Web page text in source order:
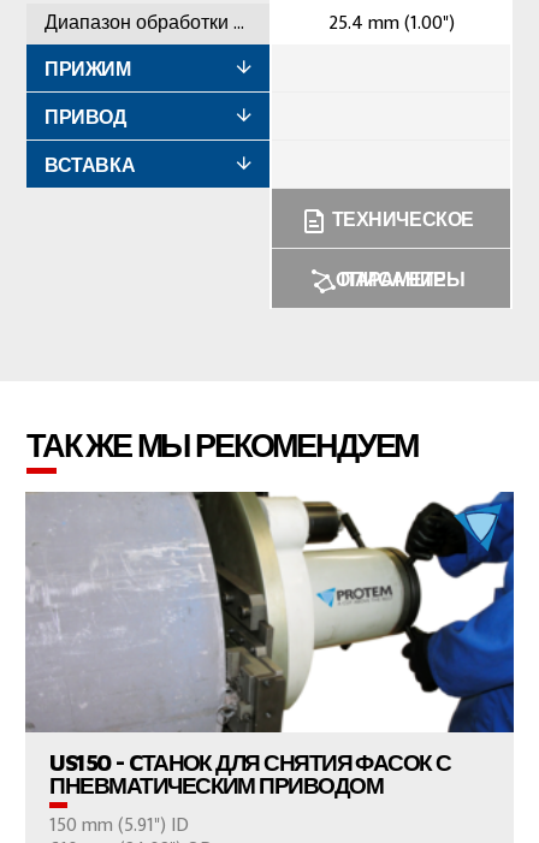
Диапазон обработки минимальный
ПРИЖИМ
ПРИВОД
ВСТАВКА
25.4 mm (1.00")
ТЕХНИЧЕСКОЕ
ОПИСАНИЕ
ПАРАМЕТРЫ
ТАК ЖЕ МЫ РЕКОМЕНДУЕМ
US150 - CТАНОК ДЛЯ СНЯТИЯ ФАСОК С
ПНЕВМАТИЧЕСКИМ ПРИВОДОМ
150 mm (5.91") ID
ПРОСМОТР ПРОДУКТОВ